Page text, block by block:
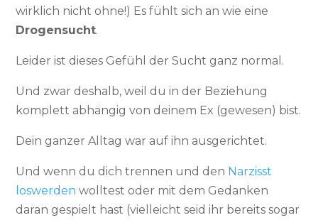
wirklich nicht ohne!) Es fühlt sich an wie eine
Drogensucht.
Leider ist dieses Gefühl der Sucht ganz normal.
Und zwar deshalb, weil du in der Beziehung
komplett abhängig von deinem Ex (gewesen) bist.
Dein ganzer Alltag war auf ihn ausgerichtet.
Und wenn du dich trennen und den Narzisst
loswerden wolltest oder mit dem Gedanken
daran gespielt hast (vielleicht seid ihr bereits sogar